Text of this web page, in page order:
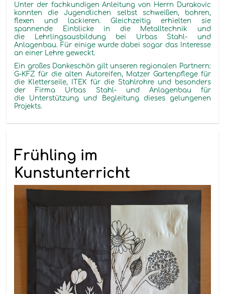
Unter der fachkundigen Anleitung von Herrn Durakovic
konnten die Jugendlichen selbst schweißen, bohren,
flexen und lackieren. Gleichzeitig erhielten sie
spannende Einblicke in die Metalltechnik und
die Lehrlingsausbildung bei Urbas Stahl- und
Anlagenbau. Für einige wurde dabei sogar das Interesse
an einer Lehre geweckt.
Ein großes Dankeschön gilt unseren regionalen Partnern:
G-KFZ für die alten Autoreifen, Matzer Gartenpflegefür
die Kletterseile,
ITEK für die Stahlrohre und besonders
der Firma Urbas Stahl- und Anlagenbau für
die Unterstützung und Begleitung dieses gelungenen
Projekts.
Frühling im
Kunstunterricht